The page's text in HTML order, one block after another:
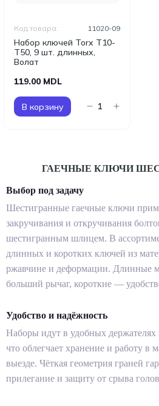
Набор ключей Torx T10-
T50, 9 шт. длинных,
Волат
Код товара: 11020-09
119.00 MDL
В корзину
ГАЕЧНЫЕ КЛЮЧИ
Выбор под задачу
Шестигранные гаечные ключи
закручивания и откручивания
шестигранным шлицем. В
длинных и коротких ключей из
ржавчине и деформации. Длинные
больший рычаг, короткие —
Удобство и надёжность
Наборы идут в удобных держателях
что облегчает хранение и работу в
выезде. Чёткая геометрия граней
прилегание и защиту от срыва